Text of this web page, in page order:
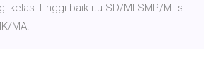
kelas Tinggi baik itu SD/MI SMP/MTs
MA.